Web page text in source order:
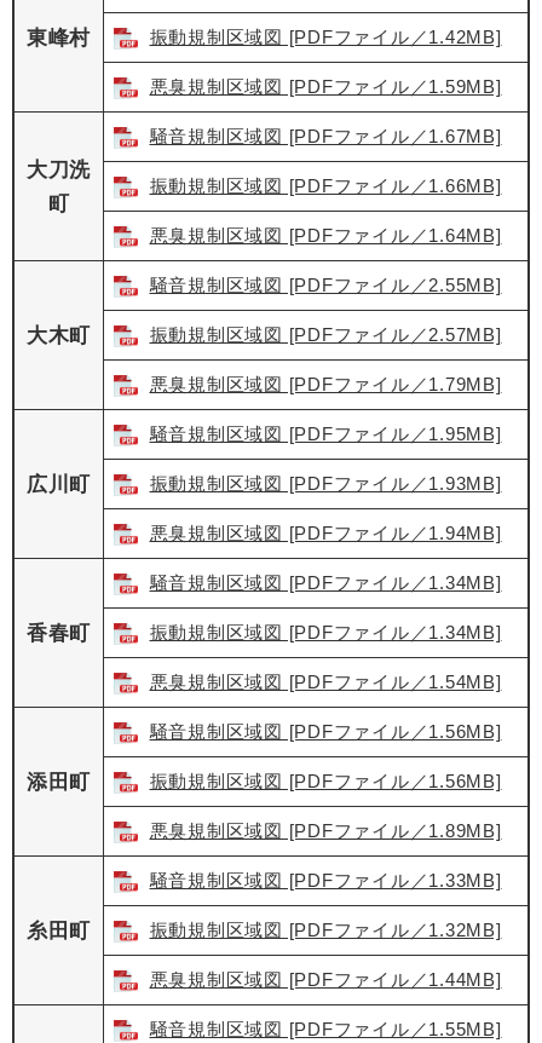
東峰村 振動規制区域図 [PDFファイル／1.42MB]
悪臭規制区域図 [PDFファイル／1.59MB]
大刀洗
町
騒音規制区域図 [PDFファイル／1.67MB]
振動規制区域図 [PDFファイル／1.66MB]
悪臭規制区域図 [PDFファイル／1.64MB]
大木町
騒音規制区域図 [PDFファイル／2.55MB]
振動規制区域図 [PDFファイル／2.57MB]
悪臭規制区域図 [PDFファイル／1.79MB]
広川町
騒音規制区域図 [PDFファイル／1.95MB]
振動規制区域図 [PDFファイル／1.93MB]
悪臭規制区域図 [PDFファイル／1.94MB]
香春町
騒音規制区域図 [PDFファイル／1.34MB]
振動規制区域図 [PDFファイル／1.34MB]
悪臭規制区域図 [PDFファイル／1.54MB]
添田町
騒音規制区域図 [PDFファイル／1.56MB]
振動規制区域図 [PDFファイル／1.56MB]
悪臭規制区域図 [PDFファイル／1.89MB]
糸田町
騒音規制区域図 [PDFファイル／1.33MB]
振動規制区域図 [PDFファイル／1.32MB]
悪臭規制区域図 [PDFファイル／1.44MB]
騒音規制区域図 [PDFファイル／1.55MB]